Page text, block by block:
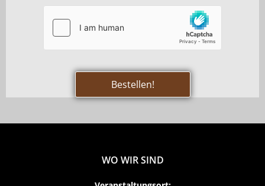
Bestellen!
WO WIR SIND